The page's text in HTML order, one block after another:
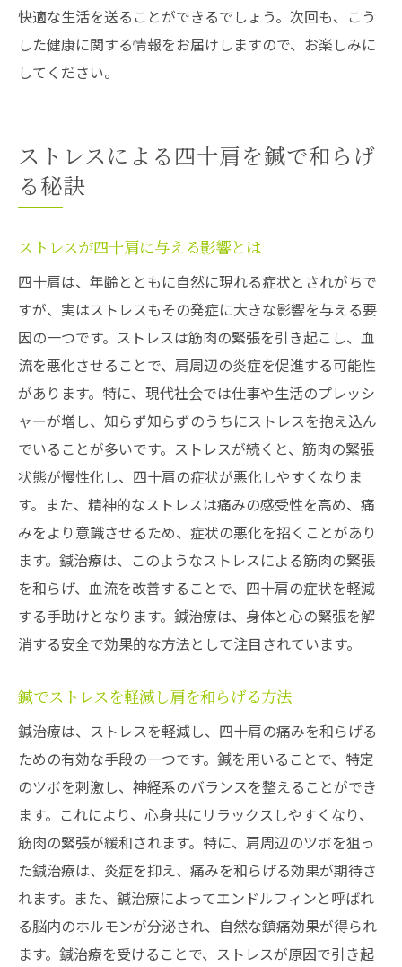
快適な生活を送ることができるでしょう。次回も、こう
した健康に関する情報をお届けしますので、お楽しみに
してください。
ストレスによる四十肩を鍼で和らげ
る秘訣
ストレスが四十肩に与える影響とは
四十肩は、年齢とともに自然に現れる症状とされがちで
すが、実はストレスもその発症に大きな影響を与える要
因の一つです。ストレスは筋肉の緊張を引き起こし、血
流を悪化させることで、肩周辺の炎症を促進する可能性
があります。特に、現代社会では仕事や生活のプレッシ
ャーが増し、知らず知らずのうちにストレスを抱え込ん
でいることが多いです。ストレスが続くと、筋肉の緊張
状態が慢性化し、四十肩の症状が悪化しやすくなりま
す。また、精神的なストレスは痛みの感受性を高め、痛
みをより意識させるため、症状の悪化を招くことがあり
ます。鍼治療は、このようなストレスによる筋肉の緊張
を和らげ、血流を改善することで、四十肩の症状を軽減
する手助けとなります。鍼治療は、身体と心の緊張を解
消する安全で効果的な方法として注目されています。
鍼でストレスを軽減し肩を和らげる方法
鍼治療は、ストレスを軽減し、四十肩の痛みを和らげる
ための有効な手段の一つです。鍼を用いることで、特定
のツボを刺激し、神経系のバランスを整えることができ
ます。これにより、心身共にリラックスしやすくなり、
筋肉の緊張が緩和されます。特に、肩周辺のツボを狙っ
た鍼治療は、炎症を抑え、痛みを和らげる効果が期待さ
れます。また、鍼治療によってエンドルフィンと呼ばれ
る脳内のホルモンが分泌され、自然な鎮痛効果が得られ
ます。鍼治療を受けることで、ストレスが原因で引き起